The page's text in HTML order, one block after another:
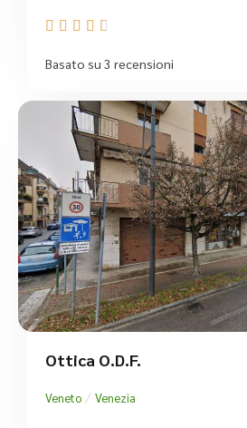
    
Basato su 3 recensioni
Ottica O.D.F.
Veneto / Venezia